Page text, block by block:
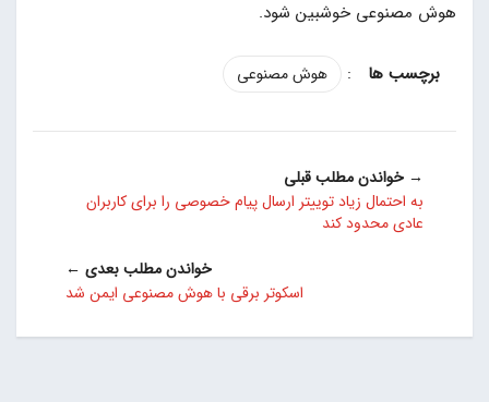
هوش مصنوعی خوشبین شود.
: هوش مصنوعی
→ خواندن مطلب قبلی
به احتمال زیاد توییتر ارسال پیام خصوصی را برای کاربران
عادی محدود کند
خواندن مطلب بعدی ←
اسکوتر برقی با هوش مصنوعی ایمن شد